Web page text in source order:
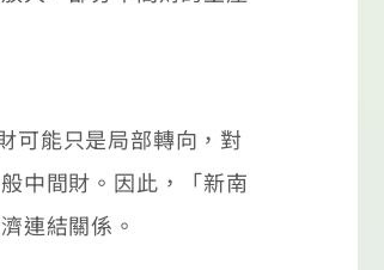
可能只是局部轉向，對
中間財。因此，「新南
連結關係。